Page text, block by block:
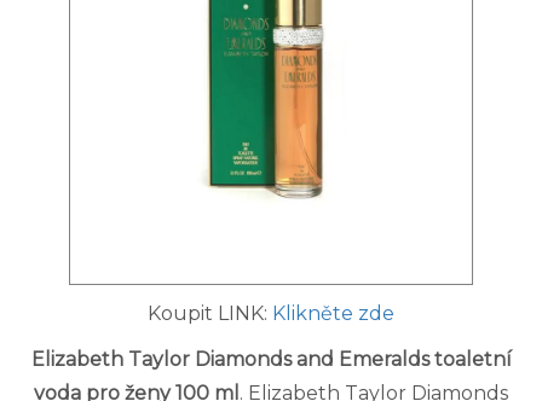
Koupit LINK: Klikněte zde
Elizabeth Taylor Diamonds and Emeralds toaletní
voda pro ženy 100 ml . Elizabeth Taylor Diamonds